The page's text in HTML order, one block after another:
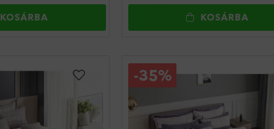
KOSÁRBA KOSÁRBA
-35%